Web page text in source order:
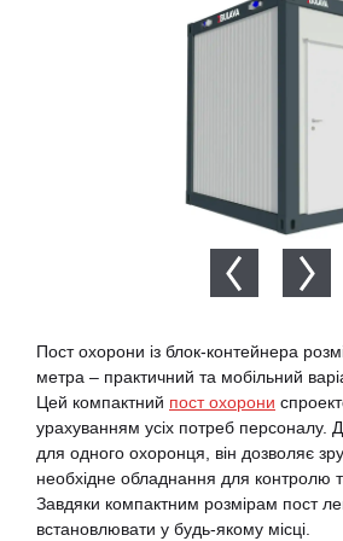
Пост охорони із блок-контейнера
метра – практичний та мобільний
Цей компактний пост охорони
урахуванням усіх потреб персоналу.
для одного охоронця, він дозволяє
необхідне обладнання для контролю
Завдяки компактним розмірам пост
встановлювати у будь-якому місці.